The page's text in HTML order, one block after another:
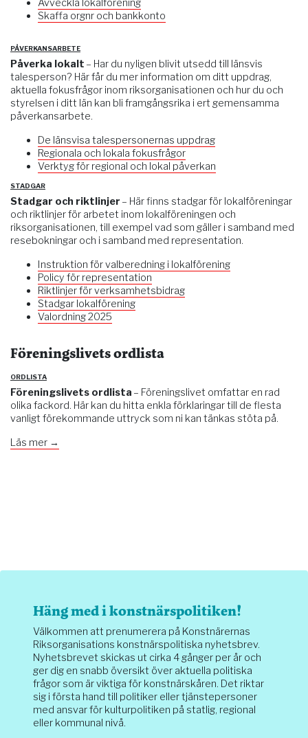
Avveckla lokalförening
Skaffa orgnr och bankkonto
PÅVERKANSARBETE
Påverka lokalt – Har du nyligen blivit utsedd till länsvis
talesperson? Här får du mer information om ditt uppdrag,
aktuella fokusfrågor inom riksorganisationen och hur du och
styrelsen i ditt län kan bli framgångsrika i ert gemensamma
påverkansarbete.
De länsvisa talespersonernas uppdrag
Regionala och lokala fokusfrågor
Verktyg för regional och lokal påverkan
STADGAR
Stadgar och riktlinjer – Här finns stadgar för lokalföreningar
och riktlinjer för arbetet inom lokalföreningen och
riksorganisationen, till exempel vad som gäller i samband med
resebokningar och i samband med representation.
Instruktion för valberedning i lokalförening
Policy för representation
Riktlinjer för verksamhetsbidrag
Stadgar lokalförening
Valordning 2025
Föreningslivets ordlista
ORDLISTA
Föreningslivets ordlista – Föreningslivet omfattar en rad
olika fackord. Här kan du hitta enkla förklaringar till de flesta
vanligt förekommande uttryck som ni kan tänkas stöta på.
Läs mer →
Häng med i konstnärspolitiken!
Välkommen att prenumerera på Konstnärernas
Riksorganisations konstnärspolitiska nyhetsbrev.
Nyhetsbrevet skickas ut cirka 4 gånger per år och
ger dig en snabb översikt över aktuella politiska
frågor som är viktiga för konstnärskåren. Det riktar
sig i första hand till politiker eller tjänstepersoner
med ansvar för kulturpolitiken på statlig, regional
eller kommunal nivå.